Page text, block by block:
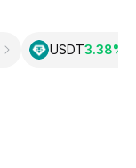
USDT3.38‎%